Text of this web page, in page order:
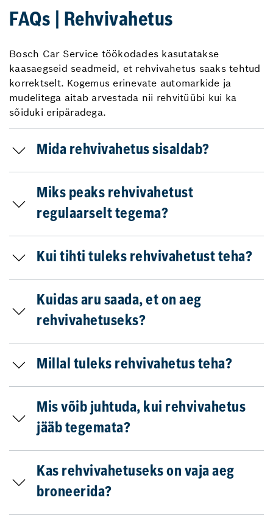
FAQs | Rehvivahetus
Bosch Car Service töökodades kasutatakse
kaasaegseid seadmeid, et rehvivahetus saaks tehtud
korrektselt. Kogemus erinevate automarkide ja
mudelitega aitab arvestada nii rehvitüübi kui ka
sõiduki eripäradega.
Mida rehvivahetus sisaldab?
Miks peaks rehvivahetust
regulaarselt tegema?
Kui tihti tuleks rehvivahetust teha?
Kuidas aru saada, et on aeg
rehvivahetuseks?
Millal tuleks rehvivahetus teha?
Mis võib juhtuda, kui rehvivahetus
jääb tegemata?
Kas rehvivahetuseks on vaja aeg
broneerida?